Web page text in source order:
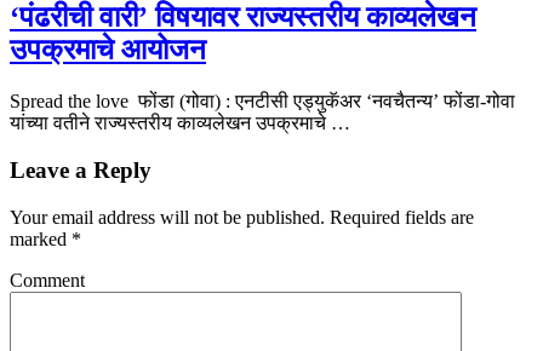
‘पंढरीची वारी’ विषयावर राज्यस्तरीय काव्यलेखन
उपक्रमाचे आयोजन
Spread the love फोंडा (गोवा) : एनटीसी एड्युकॅअर ‘नवचैतन्य’ फोंडा-गोवा
यांच्या वतीने राज्यस्तरीय काव्यलेखन उपक्रमाचे …
Leave a Reply
Your email address will not be published. Required fields are
marked *
Comment